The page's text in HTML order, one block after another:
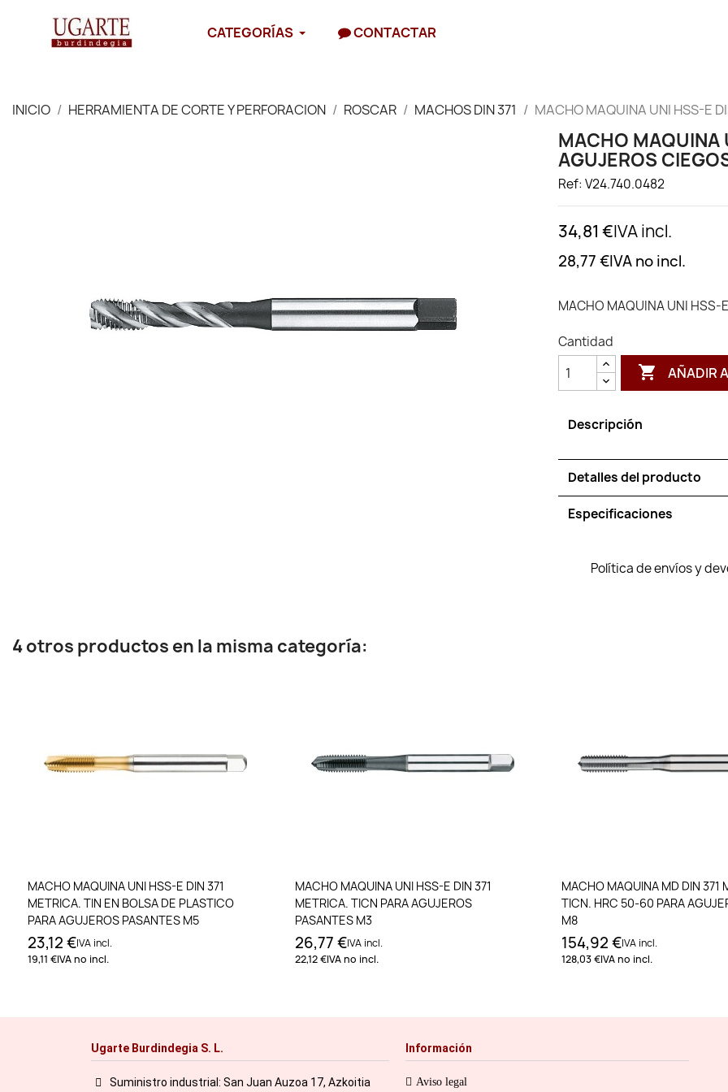
CATEGORÍAS CONTACTAR
INICIO HERRAMIENTA DE CORTE Y PERFORACION ROSCAR MACHOS DIN 371 MACHO MAQUINA UNI HSS-E
MACHO MAQUINA
AGUJEROS
Ref: V24.740.0482
34,81 €IVA incl.
28,77 €IVA no incl.
MACHO MAQUINA UNI HSS-
Cantidad
 AÑADIR
Descripción
Detalles del producto
Especificaciones
Política de envíos y
4 otros productos en la misma categoría:
Añadir al carrito
MACHO MAQUINA UNI HSS-E DIN 371
METRICA. TIN EN BOLSA DE PLASTICO
PARA AGUJEROS PASANTES M5
23,12 €IVA incl.
19,11 €IVA no incl.
Añadir al carrito
MACHO MAQUINA UNI HSS-E DIN 371
METRICA. TICN PARA AGUJEROS
PASANTES M3
26,77 €IVA incl.
22,12 €IVA no incl.
Añadir al
MACHO MAQUINA MD DIN 371
TICN. HRC 50-60 PARA
M8
154,92 €IVA incl.
128,03 €IVA no incl.
Ugarte Burdindegia S. L.
Suministro industrial: San Juan Auzoa 17, Azkoitia
Información
Aviso legal